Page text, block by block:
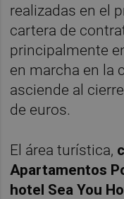
realizadas en el
cartera de
principalmente
en marcha en la
asciende al
de euros.
El área turística,
Apartamentos
hotel Sea You